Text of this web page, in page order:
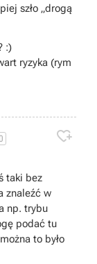
szło „drogą
:)
ryzyka (rym
0 
taki bez
znaleźć w
np. trybu
podać tu
to było